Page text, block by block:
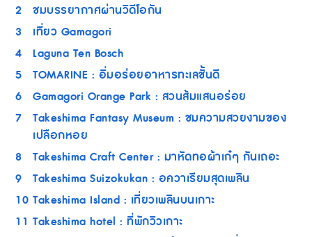
2 ชมบรรยากาศผ่านวิดีโอกัน
3
เที่ยว Gamagori
4 Laguna Ten Bosch
5 TOMARINE : อิ่มอร่อยอาหารทะเลชั้นดี
6 Gamagori Orange Park : สวนส้มแสนอร่อย
7 Takeshima Fantasy Museum : ชมความสวยงามของ
เปลือกหอย
8 Takeshima Craft Center : มาหัดทอผ้าเก๋ๆ กันเถอะ
9 Takeshima Suizokukan : อควาเรียมสุดเพลิน
10 Takeshima Island : เที่ยวเพลินบนเกาะ
11 Takeshima hotel : ที่พักวิวเกาะ